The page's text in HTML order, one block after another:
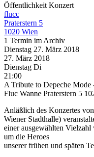
Öffentlichkeit Konzert
flucc
Praterstern 5
1020 Wien
1 Termin im Archiv
Dienstag 27. März 2018
27. März 2018
Dienstag Di
21:00
A Tribute to Depeche Mode
Fluc Wanne Praterstern 5
Anläßlich des Konzertes
Wiener Stadthalle)
einer ausgewählten
um die Heroes
unserer frühen und späten